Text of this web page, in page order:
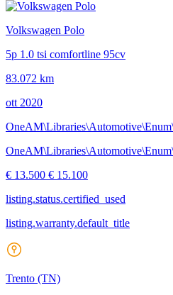
Volkswagen Polo
5p 1.0 tsi comfortline 95cv
83.072 km
ott 2020
€ 13.500 € 15.100
listing.status.certified_used
listing.warranty.default_title
Trento (TN)